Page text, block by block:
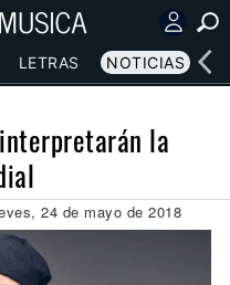
LETRAS NOTICIAS
la
24 de mayo de 2018